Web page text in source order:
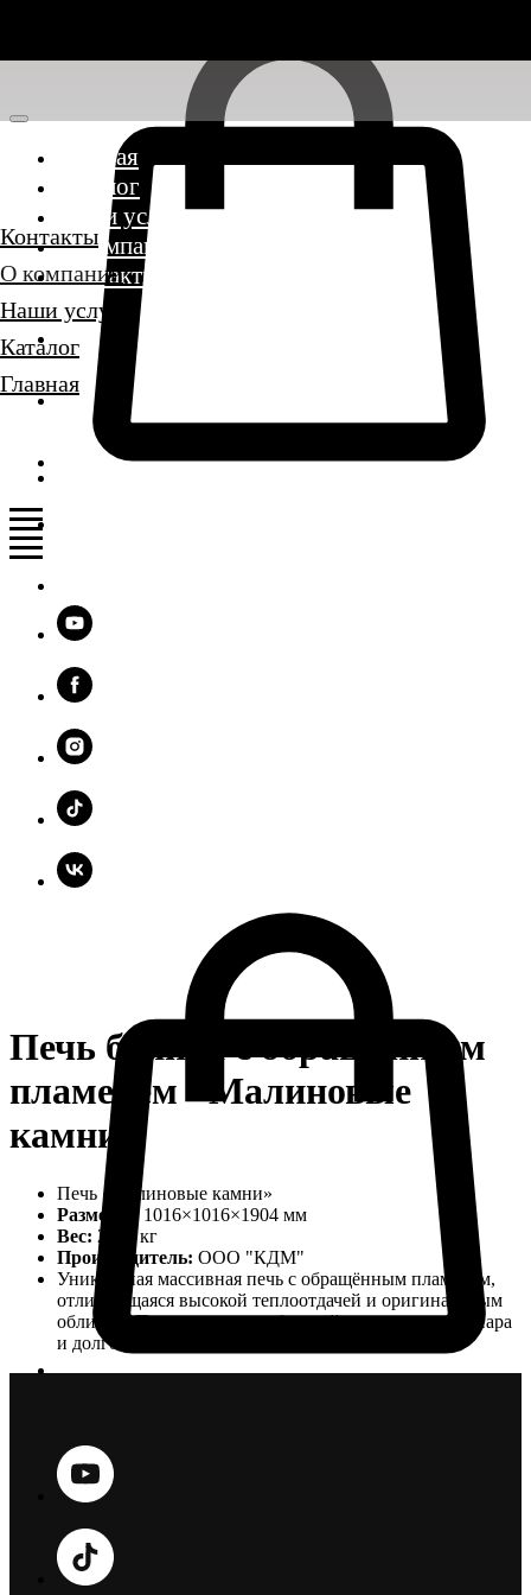
Главная
Каталог
Наши услуги
О компании
Контакты
Контакты
О компании
Наши услуги
Каталог
Главная
Печь банная с обращенным
пламенем "Малиновые
камни"
Печь «Малиновые камни»
Размеры: 1016×1016×1904 мм
Вес: 2300 кг
Производитель: ООО "КДМ"
Уникальная массивная печь с обращённым пламенем,
отличающаяся высокой теплоотдачей и оригинальным
обликом. Подходит для любителей традиционного пара
и долговечной кладки.